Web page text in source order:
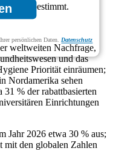
persönlichen Daten. Datenschutz
bestimmt.
weltweiten Nachfrage,
und das
Priorität einräumen;
Nordamerika sehen
% der rabattbasierten
Einrichtungen
Jahr 2026 etwa 30 % aus;
mit den globalen Zahlen